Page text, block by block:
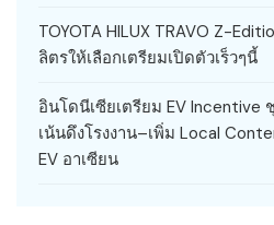
TOYOTA HILUX TRAVO Z-
ลิตรให้เลือกเตรียมเปิดตัวเร็วๆนี้
อินโดนีเซียเตรียม EV Incentive
เน้นดึงโรงงาน–เพิ่ม Local
EV อาเซียน